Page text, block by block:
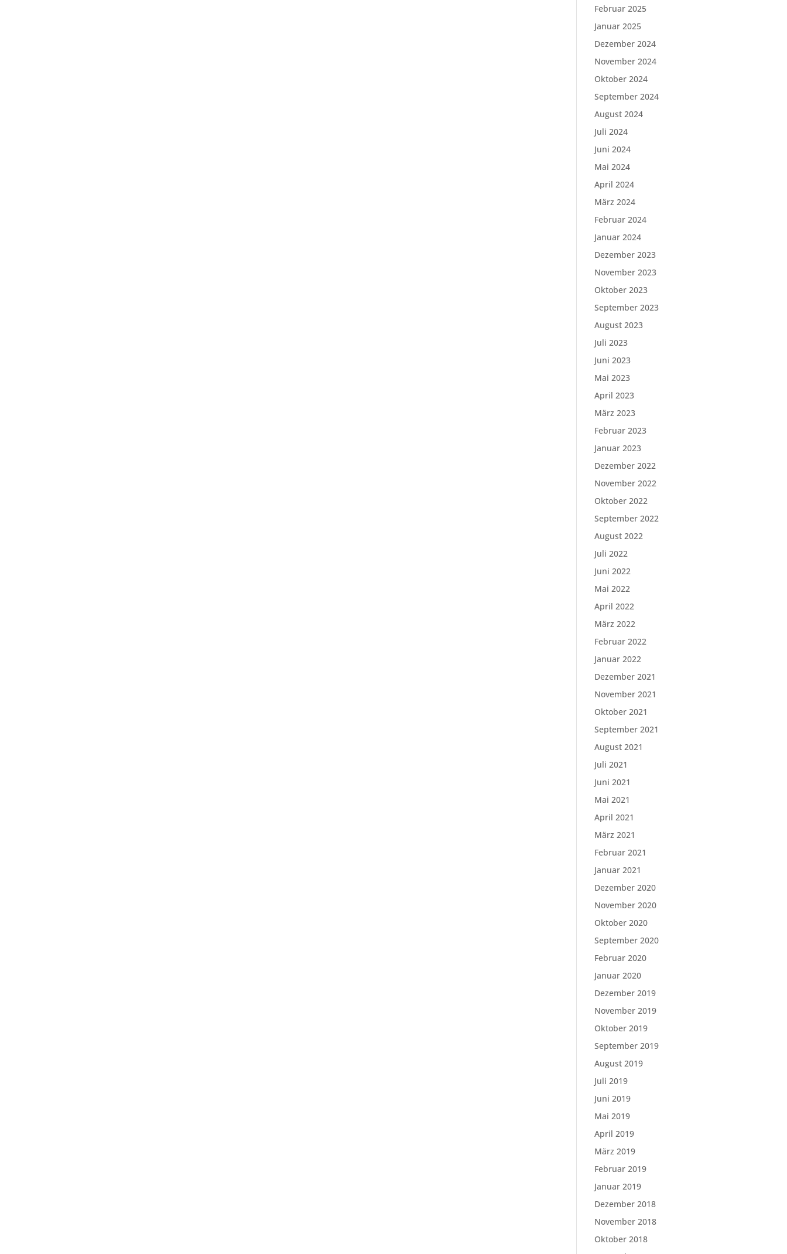
Februar 2025
Januar 2025
Dezember 2024
November 2024
Oktober 2024
September 2024
August 2024
Juli 2024
Juni 2024
Mai 2024
April 2024
März 2024
Februar 2024
Januar 2024
Dezember 2023
November 2023
Oktober 2023
September 2023
August 2023
Juli 2023
Juni 2023
Mai 2023
April 2023
März 2023
Februar 2023
Januar 2023
Dezember 2022
November 2022
Oktober 2022
September 2022
August 2022
Juli 2022
Juni 2022
Mai 2022
April 2022
März 2022
Februar 2022
Januar 2022
Dezember 2021
November 2021
Oktober 2021
September 2021
August 2021
Juli 2021
Juni 2021
Mai 2021
April 2021
März 2021
Februar 2021
Januar 2021
Dezember 2020
November 2020
Oktober 2020
September 2020
Februar 2020
Januar 2020
Dezember 2019
November 2019
Oktober 2019
September 2019
August 2019
Juli 2019
Juni 2019
Mai 2019
April 2019
März 2019
Februar 2019
Januar 2019
Dezember 2018
November 2018
Oktober 2018